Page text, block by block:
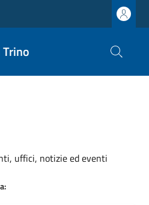
uffici, notizie ed eventi